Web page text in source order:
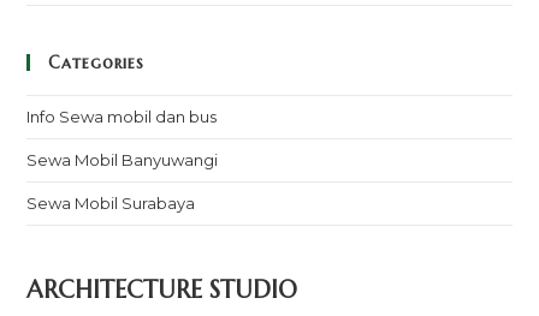
Categories
Info Sewa mobil dan bus
Sewa Mobil Banyuwangi
Sewa Mobil Surabaya
ARCHITECTURE STUDIO